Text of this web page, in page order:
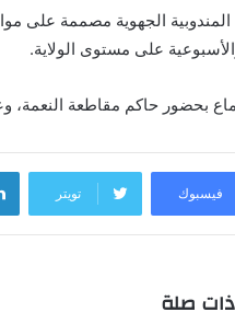
المندوبية الجهوية مصممة على
على مستوى الولاية.
بحضور حاكم مقاطعة النعمة،
فيسبوك تويتر
صلة